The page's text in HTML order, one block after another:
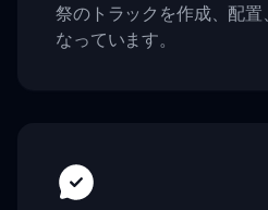
祭のトラックを作成、配
なっています。